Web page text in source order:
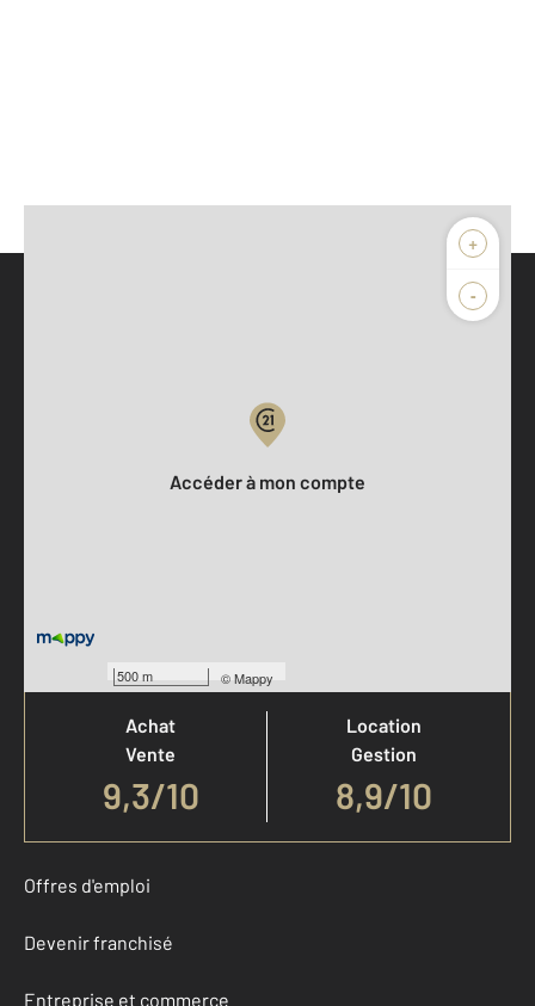
+
-
500 m ©Mappy
Accéder à mon compte
Votre agence est notée
Achat
Vente
9,3/10
Location
Gestion
8,9/10
Offres d'emploi
Devenir franchisé
Entreprise et commerce